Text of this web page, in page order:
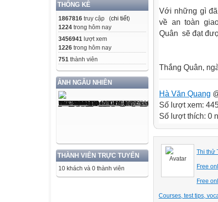
THỐNG KÊ
1867816 truy cập (chi tiết)
1224 trong hôm nay
3456941 lượt xem
1226 trong hôm nay
751 thành viên
ẢNH NGẪU NHIÊN
THÀNH VIÊN TRỰC TUYẾN
10 khách và 0 thành viên
Với những gì
về an toàn
Quân sẽ đạt
Thắng Quân,
Hà Văn Quang
Số lượt xem:
Số lượt thích: 0
Thi thử
Free
Free
Courses, test tips,